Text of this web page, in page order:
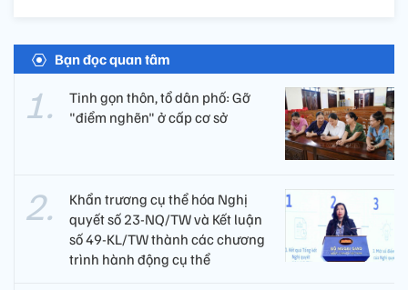
Bạn đọc quan tâm
Tinh gọn thôn, tổ dân phố: Gỡ
"điểm nghẽn" ở cấp cơ sở
Khẩn trương cụ thể hóa Nghị
quyết số 23-NQ/TW và Kết luận
số 49-KL/TW thành các chương
trình hành động cụ thể